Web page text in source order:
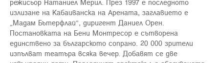
режисьор Натаниел Мерил. През 1997 е последното
излизане на Кабаиванска на Арената, заглавието е
„Мадам Бътерфлай“, диригент Даниел Орен.
Постановката на Бени Монтресор е сътворена
единствено за българското сопрано. 20 000 зрители
изпълват театъра всяка вечер. Добавят се две